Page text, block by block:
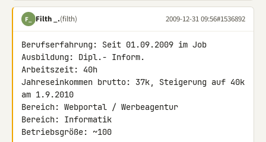
F_ Filth _.(filth) 2009-12-31 09:56#1536892
Berufserfahrung: Seit 01.09.2009 im Job
Ausbildung: Dipl.- Inform.
Arbeitszeit: 40h
Jahreseinkommen brutto: 37k, Steigerung auf 40k
am 1.9.2010
Bereich: Webportal / Werbeagentur
Bereich: Informatik
Betriebsgröße: ~100